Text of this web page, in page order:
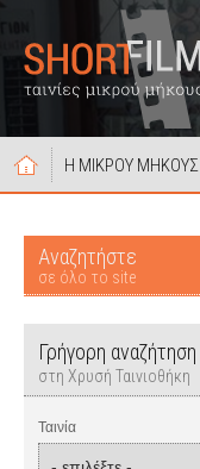
Η ΜΙΚΡΟΥ ΜΗΚΟΥΣ
Αναζητήστε
σε όλο το site
Γρήγορη αναζήτηση
στη Χρυσή Ταινιοθήκη
Ταινία